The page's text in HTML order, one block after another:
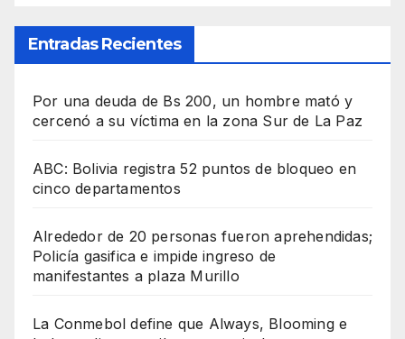
Entradas Recientes
Por una deuda de Bs 200, un hombre mató y
cercenó a su víctima en la zona Sur de La Paz
ABC: Bolivia registra 52 puntos de bloqueo en
cinco departamentos
Alrededor de 20 personas fueron aprehendidas;
Policía gasifica e impide ingreso de
manifestantes a plaza Murillo
La Conmebol define que Always, Blooming e